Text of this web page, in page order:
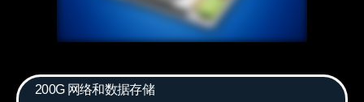
200G 网络和数据存储